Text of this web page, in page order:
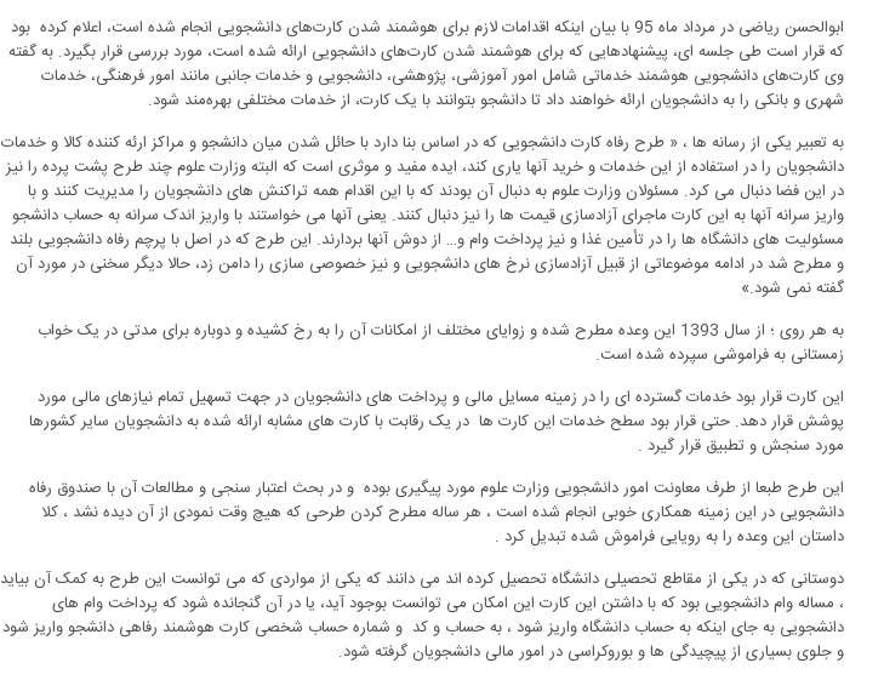
ابوالحسن ریاضی در مرداد ماه 95 با بیان اینکه اقدامات لازم برای هوشمند شدن کارت‌های دانشجویی انجام شده است، اعلام کرده بود
که قرار است طی جلسه ای، پیشنهادهایی که برای هوشمند شدن کارت‌های دانشجویی ارائه شده است، مورد بررسی قرار بگیرد. به گفته
وی کارت‌های دانشجویی هوشمند خدماتی شامل امور آموزشی، پژوهشی، دانشجویی و خدمات جانبی مانند امور فرهنگی، خدمات
شهری و بانکی را به دانشجویان ارائه خواهند داد تا دانشجو بتوانند با یک کارت، از خدمات مختلفی بهره‌مند شود.
به تعبیر یکی از رسانه ها ، « طرح رفاه کارت دانشجویی که در اساس بنا دارد با حائل شدن میان دانشجو و مراکز ارئه کننده کالا و خدمات
دانشجویان را در استفاده از این خدمات و خرید آنها یاری کند، ایده مفید و موثری است که البته وزارت علوم چند طرح پشت پرده را نیز
در این فضا دنبال می کرد. مسئولان وزارت علوم به دنبال آن بودند که با این اقدام همه تراکنش های دانشجویان را مدیریت کنند و با
واریز سرانه آنها به این کارت ماجرای آزادسازی قیمت ها را نیز دنبال کنند. یعنی آنها می خواستند با واریز اندک سرانه به حساب دانشجو
مسئولیت های دانشگاه ها را در تأمین غذا و نیز پرداخت وام و… از دوش آنها بردارند. این طرح که در اصل با پرچم رفاه دانشجویی بلند
و مطرح شد در ادامه موضوعاتی از قبیل آزادسازی نرخ های دانشجویی و نیز خصوصی سازی را دامن زد، حالا دیگر سخنی در مورد آن
گفته نمی شود.»
به هر روی ؛ از سال 1393 این وعده مطرح شده و زوایای مختلف از امکانات آن را به رخ کشیده و دوباره برای مدتی در یک خواب
زمستانی به فراموشی سپرده شده است.
این کارت قرار بود خدمات گسترده ای را در زمینه مسایل مالی و پرداخت های دانشجویان در جهت تسهیل تمام نیازهای مالی مورد
پوشش قرار دهد. حتی قرار بود سطح خدمات این کارت ها در یک رقابت با کارت های مشابه ارائه شده به دانشجویان سایر کشورها
مورد سنجش و تطبیق قرار گیرد .
این طرح طبعا از طرف معاونت امور دانشجویی وزارت علوم مورد پیگیری بوده و در بحث اعتبار سنجی و مطالعات آن با صندوق رفاه
دانشجویی در این زمینه همکاری خوبی انجام شده است ، هر ساله مطرح کردن طرحی که هیچ وقت نمودی از آن دیده نشد ، کلا
داستان این وعده را به رویایی فراموش شده تبدیل کرد .
دوستانی که در یکی از مقاطع تحصیلی دانشگاه تحصیل کرده اند می دانند که یکی از مواردی که می توانست این طرح به کمک آن بیاید
، مساله وام دانشجویی بود که با داشتن این کارت این امکان می توانست بوجود آید، یا در آن گنجانده شود که پرداخت وام های
دانشجویی به جای اینکه به حساب دانشگاه واریز شود ، به حساب و کد و شماره حساب شخصی کارت هوشمند رفاهی دانشجو واریز شود
و جلوی بسیاری از پیچیدگی ها و بوروکراسی در امور مالی دانشجویان گرفته شود.